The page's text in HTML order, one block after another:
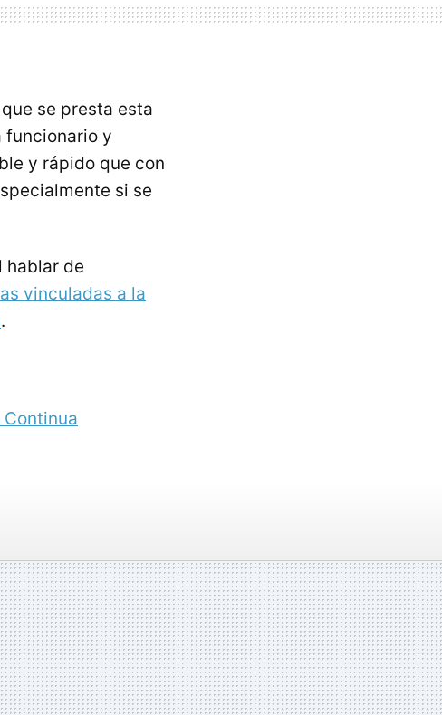
que se presta esta
funcionario y
y rápido que con
si se
hablar de
vinculadas a la
.
Continua